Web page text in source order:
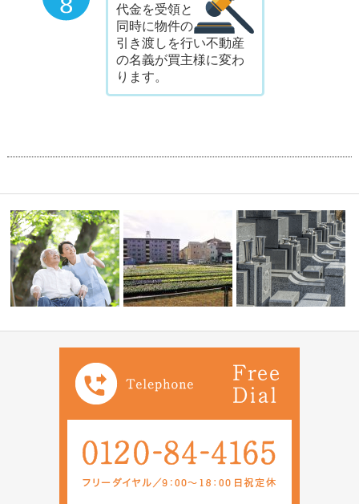
代金を受領と
同時に物件の
引き渡しを行い不動産
の名義が買主様に変わ
ります。
８０代の父の相続問題について
【相続空き家…
親が現在８０代でそろそろ相続
の問題も考え…
お墓の種類について教え
い。